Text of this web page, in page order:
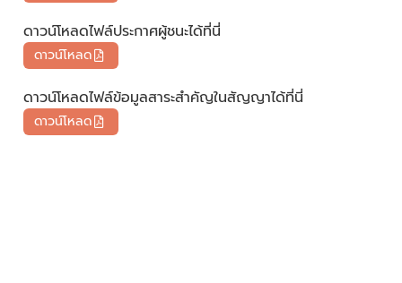
ดาวน์โหลดไฟล์ประกาศผู้ชนะได้ที่นี่
ดาวน์โหลด
ดาวน์โหลดไฟล์ข้อมูลสาระสำคัญในสัญญาได้ที่นี่
ดาวน์โหลด